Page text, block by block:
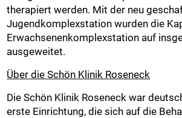
therapiert werden. Mit der neu
Jugendkomplexstation wurden die
Erwachsenenkomplexstation auf
ausgeweitet.
Über die Schön Klinik Roseneck
Die Schön Klinik Roseneck war
erste Einrichtung, die sich auf die